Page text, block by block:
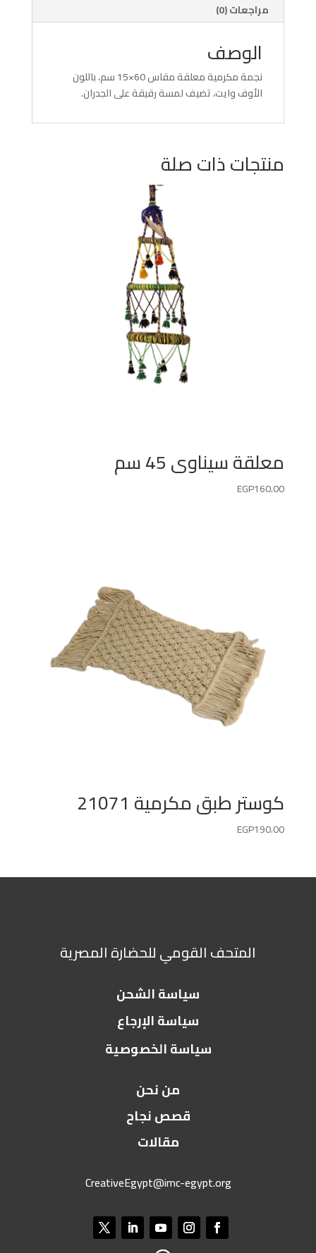
مراجعات (0)
الوصف
نجمة مكرمية معلقة مقاس 60×15 سم، باللون
الأوف وايت، تضيف لمسة رقيقة على الجدران.
منتجات ذات صلة
معلقة سيناوى 45 سم
EGP160.00
كوستر طبق مكرمية 21071
EGP190.00
المتحف القومي للحضارة المصرية
سياسة الشحن
سياسة الإرجاع
سياسة الخصوصية
من نحن
قصص نجاح
مقالات
CreativeEgypt@imc-egypt.org